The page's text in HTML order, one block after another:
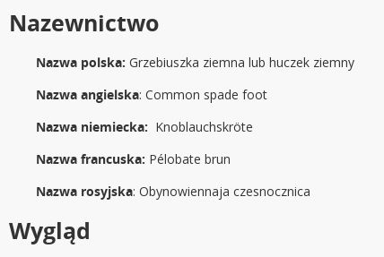
Nazewnictwo
Nazwa polska: Grzebiuszka ziemna lub huczek ziemny
Nazwa angielska: Common spade foot
Nazwa niemiecka: Knoblauchskröte
Nazwa francuska: Pélobate brun
Nazwa rosyjska: Obynowiennaja czesnocznica
Wygląd